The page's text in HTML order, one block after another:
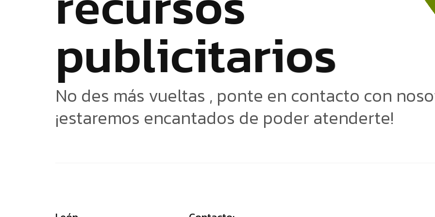
publicitarios
No des más vueltas , ponte en contacto con
¡estaremos encantados de poder atenderte!